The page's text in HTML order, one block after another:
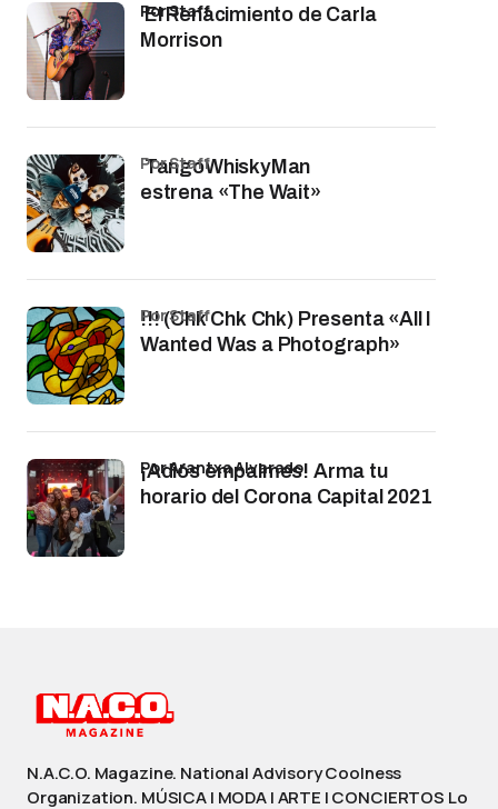
El Renacimiento de Carla
Morrison
por Staff
TangoWhiskyMan
estrena «The Wait»
por Staff
!!! (Chk Chk Chk) Presenta «All I
Wanted Was a Photograph»
por Staff
¡Adiós empalmes! Arma tu
horario del Corona Capital 2021
por Arantxa Alvarado
N.A.C.O. Magazine. National Advisory Coolness
Organization. MÚSICA | MODA | ARTE | CONCIERTOS Lo